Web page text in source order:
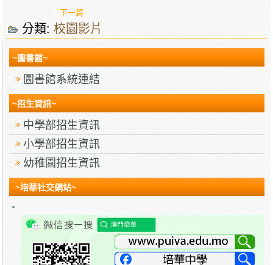
下一篇
分類:校園影片
~圖書館~
圖書館系統連結
~招生資訊~
中學部招生資訊
小學部招生資訊
幼稚園招生資訊
~培華社交網站~